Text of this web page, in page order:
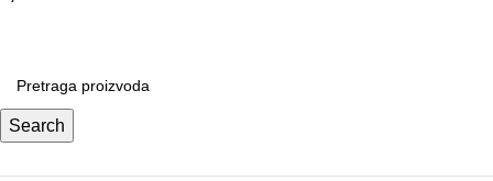
Search